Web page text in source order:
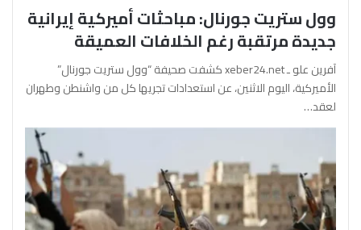
وول ستريت جورنال: مباحثات أميركية إيرانية
جديدة مرتقبة رغم الخلافات العميقة
آفرين علو ـ xeber24.net كشفت صحيفة “وول ستريت جورنال”
الأميركية، اليوم الاثنين، عن استعدادات تجريها كل من واشنطن وطهران
لعقد…